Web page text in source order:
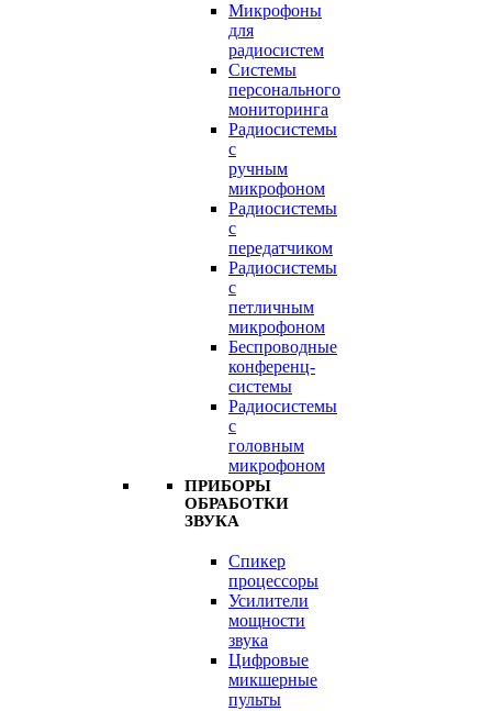
Микрофоны
для
радиосистем
Системы
персонального
мониторинга
Радиосистемы
c
ручным
микрофоном
Радиосистемы
с
передатчиком
Радиосистемы
с
петличным
микрофоном
Беспроводные
конференц-
системы
Радиосистемы
с
головным
микрофоном
ПРИБОРЫ
ОБРАБОТКИ
ЗВУКА
Спикер
процессоры
Усилители
мощности
звука
Цифровые
микшерные
пульты